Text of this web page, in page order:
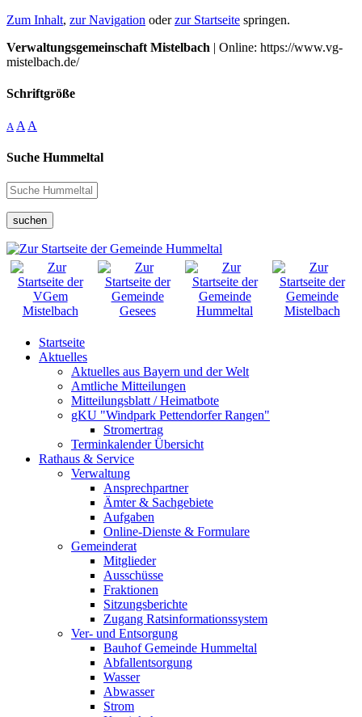
Zum Inhalt, zur Navigation oderzur Startseite springen.
Verwaltungsgemeinschaft Mistelbach | Online: https://www.vg-
mistelbach.de/
Schriftgröße
A A A
Suche Hummeltal
suchen
Startseite
Aktuelles
Aktuelles aus Bayern und der Welt
Amtliche Mitteilungen
Mitteilungsblatt / Heimatbote
gKU "Windpark Pettendorfer Rangen"
Stromertrag
Terminkalender Übersicht
Rathaus & Service
Verwaltung
Ansprechpartner
Ämter & Sachgebiete
Aufgaben
Online-Dienste & Formulare
Gemeinderat
Mitglieder
Ausschüsse
Fraktionen
Sitzungsberichte
Zugang Ratsinformationssystem
Ver- und Entsorgung
Bauhof Gemeinde Hummeltal
Abfallentsorgung
Wasser
Abwasser
Strom